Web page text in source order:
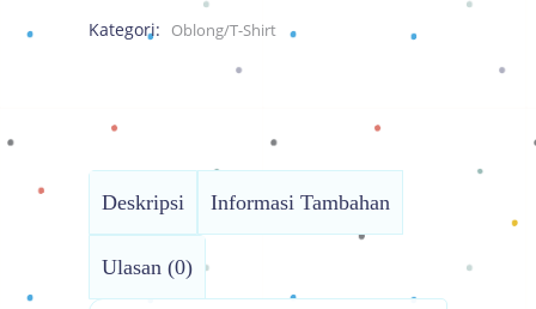
Kategori: Oblong/T-Shirt
Deskripsi Informasi Tambahan
Ulasan (0)